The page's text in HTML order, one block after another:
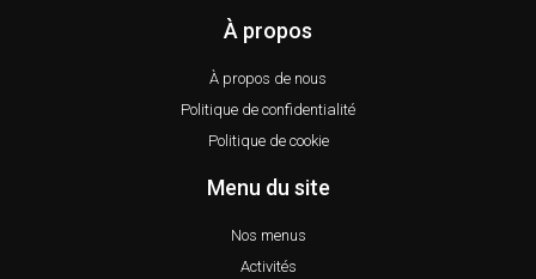
À propos
À propos de nous
Politique de confidentialité
Politique de cookie
Menu du site
Nos menus
Activités